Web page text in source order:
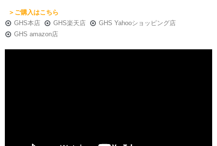
＞ご購入はこちら
GHS本店
GHS楽天店
GHS Yahooショッピング店
GHS amazon店